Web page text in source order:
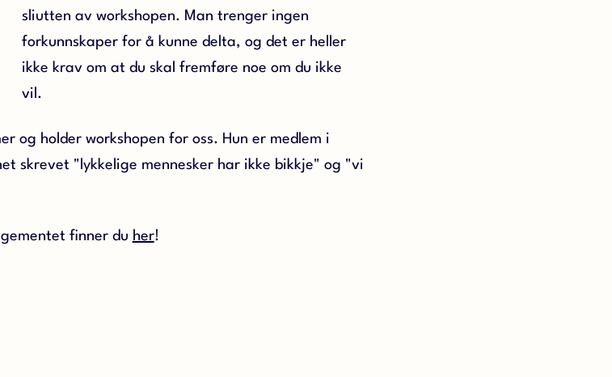
sliutten av workshopen. Man trenger ingen
forkunnskaper for å kunne delta, og det er heller
ikke krav om at du skal fremføre noe om du ikke
vil.
og holder workshopen for oss. Hun er medlem i
skrevet "lykkelige mennesker har ikke bikkje" og "vi
finner du her!